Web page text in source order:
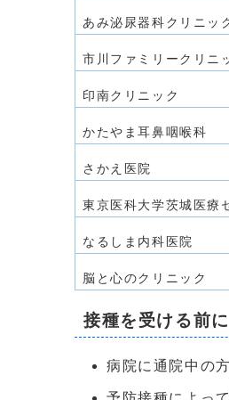
あみ泌尿器科クリニッ
市川ファミリークリニ
印南クリニック
かたやま耳鼻咽喉科
さかえ医院
東京医科大学茨城医療
なるしま内科医院
脳と心のクリニック
接種を受ける前
病院に通院中の